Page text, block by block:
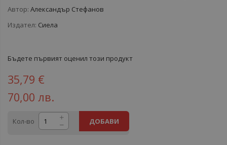
Автор: Александър Стефанов
Издател: Сиела
Бъдете първият оценил този продукт
35,79 €
70,00 лв.
Кол-во ДОБАВИ